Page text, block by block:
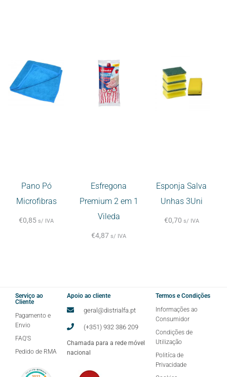
Pano Pó
Microfibras
€0,85 s/ IVA
Esfregona
Premium 2 em 1
Vileda
€4,87 s/ IVA
Esponja Salva
Unhas 3Uni
€0,70 s/ IVA
Serviço ao
Cliente
Pagamento e
Envio
FAQ'S
Pedido de RMA
Apoio ao cliente
geral@distrialfa.pt
(+351) 932 386 209
Chamada para a rede móvel
nacional
Termos e Condições
Informações ao
Consumidor
Condições de
Utilização
Politíca de
Privacidade